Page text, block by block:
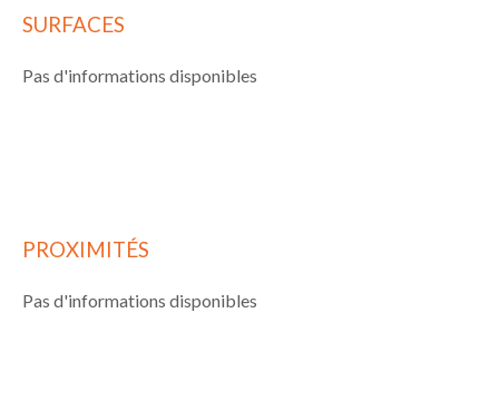
SURFACES
Pas d'informations disponibles
PROXIMITÉS
Pas d'informations disponibles